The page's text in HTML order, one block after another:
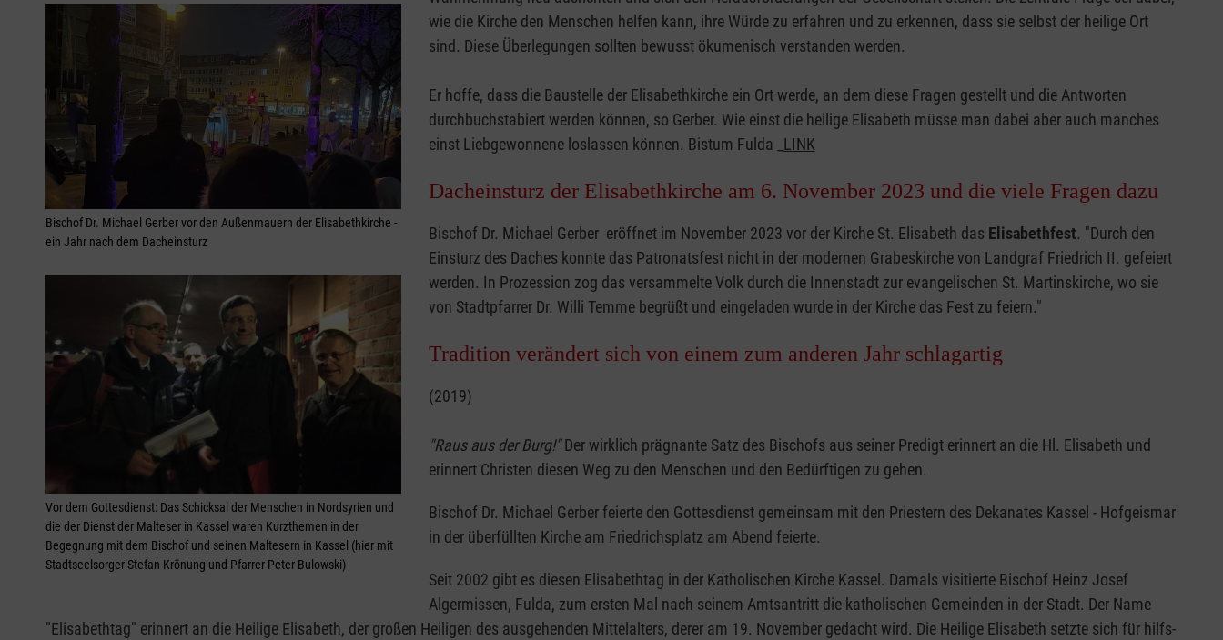
Bischof Dr. Michael Gerber vor den Außenmauern der Elisabethkirche -
ein Jahr nach dem Dacheinsturz
Vor dem Gottesdienst: Das Schicksal der Menschen in Nordsyrien und
die der Dienst der Malteser in Kassel waren Kurzthemen in der
Begegnung mit dem Bischof und seinen Maltesern in Kassel (hier mit
Stadtseelsorger Stefan Krönung und Pfarrer Peter Bulowski)
wie die Kirche den Menschen helfen kann, ihre Würde zu erfahren und zu erkennen, dass sie selbst der heilige Ort
sind. Diese Überlegungen sollten bewusst ökumenisch verstanden werden.
Er hoffe, dass die Baustelle der Elisabethkirche ein Ort werde, an dem diese Fragen gestellt und die Antworten
durchbuchstabiert werden können, so Gerber. Wie einst die heilige Elisabeth müsse man dabei aber auch manches
einst Liebgewonnene loslassen können. Bistum Fulda _ LINK
Dacheinsturz der Elisabethkirche am 6. November 2023 und die viele Fragen dazu
Bischof Dr. Michael Gerber eröffnet im November 2023 vor der Kirche St. Elisabeth das Elisabethfest. "Durch den
Einsturz des Daches konnte das Patronatsfest nicht in der modernen Grabeskirche von Landgraf Friedrich II. gefeiert
werden. In Prozession zog das versammelte Volk durch die Innenstadt zur evangelischen St. Martinskirche, wo sie
von Stadtpfarrer Dr. Willi Temme begrüßt und eingeladen wurde in der Kirche das Fest zu feiern."
Tradition verändert sich von einem zum anderen Jahr schlagartig
(2019)
"Raus aus der Burg!"Der wirklich prägnante Satz des Bischofs aus seiner Predigt erinnert an die Hl. Elisabeth und
erinnert Christen diesen Weg zu den Menschen und den Bedürftigen zu gehen.
Bischof Dr. Michael Gerber feierte den Gottesdienst gemeinsam mit den Priestern des Dekanates Kassel - Hofgeismar
in der überfüllten Kirche am Friedrichsplatz am Abend feierte.
Seit 2002 gibt es diesen Elisabethtag in der Katholischen Kirche Kassel. Damals visitierte Bischof Heinz Josef
Algermissen, Fulda, zum ersten Mal nach seinem Amtsantritt die katholischen Gemeinden in der Stadt. Der Name
"Elisabethtag" erinnert an die Heilige Elisabeth, der großen Heiligen des ausgehenden Mittelalters, derer am 19. November gedacht wird. Die Heilige Elisabeth setzte sich für hilfs-